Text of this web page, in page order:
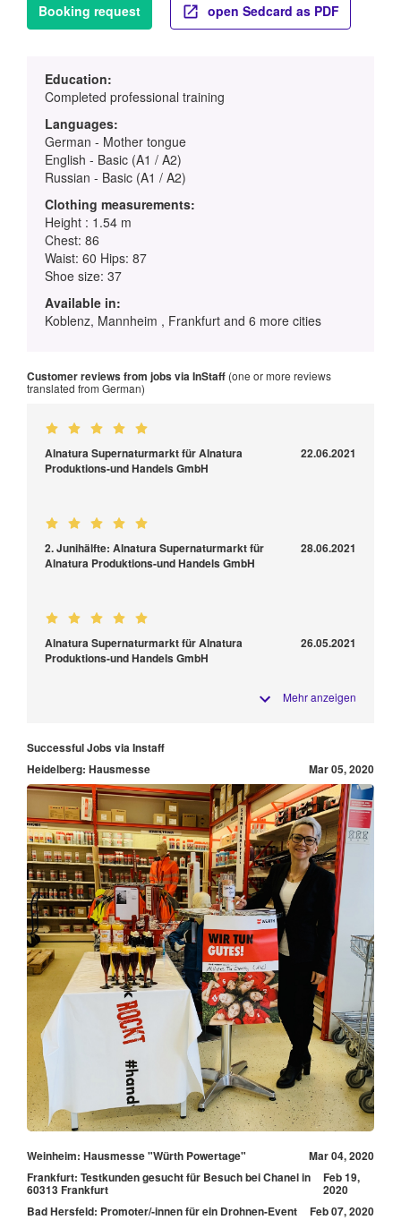
Booking request open Sedcard as PDF
Education:
Completed professional training
Languages:
German - Mother tongue
English - Basic (A1 / A2)
Russian - Basic (A1 / A2)
Clothing measurements:
Height : 1.54 m
Chest: 86
Waist: 60 Hips: 87
Shoe size: 37
Available in:
Koblenz, Mannheim , Frankfurt and 6 more cities
Customer reviews from jobs via InStaff (one or more reviews
translated from German)
Alnatura Supernaturmarkt für Alnatura
Produktions-und Handels GmbH
22.06.2021
2. Junihälfte: Alnatura Supernaturmarkt für
Alnatura Produktions-und Handels GmbH
28.06.2021
Alnatura Supernaturmarkt für Alnatura
Produktions-und Handels GmbH
26.05.2021
Mehr anzeigen
Successful Jobs via Instaff
Heidelberg: Hausmesse
Mar 05, 2020
Weinheim: Hausmesse "Würth Powertage"
Mar 04, 2020
Frankfurt: Testkunden gesucht für Besuch bei Chanel in
60313 Frankfurt
Feb 19,
2020
Bad Hersfeld: Promoter/-innen für ein Drohnen-Event
Feb 07, 2020